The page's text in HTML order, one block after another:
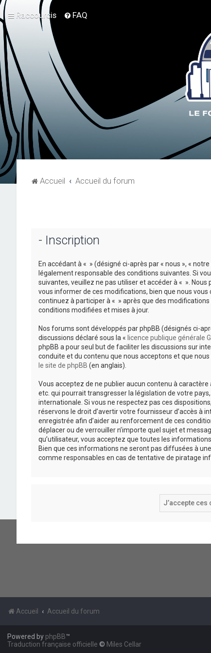
Raccourcis FAQ
Accueil Accueil du forum
- Inscription
En accédant à « » (désigné ci-après par « nous », «
légalement responsable des conditions suivantes. Si
suivantes, veuillez ne pas utiliser et accéder à « ».
vous informer de ces modifications, bien que nous
continuez à participer à « » après que des
conditions modifiées et mises à jour.
Nos forums sont développés par phpBB (désignés ci-
discussions déclaré sous la « licence publique générale
phpBB a pour seul but de faciliter les discussions sur
conduite et du contenu que nous acceptons et que
le site de phpBB (en anglais).
Vous acceptez de ne publier aucun contenu à
etc. qui pourrait transgresser la législation de votre
internationale. Si vous ne respectez pas ces
réservons le droit d’avertir votre fournisseur d’accès à
enregistrée afin d’aider au renforcement de ces
déplacer ou de verrouiller n’importe quel sujet et
qu’utilisateur, vous acceptez que toutes les
Bien que ces informations ne seront pas diffusées à
comme responsables en cas de tentative de piratage
Accueil Accueil du forum
Powered by phpBB™
Traduction française officielle © Miles Cellar